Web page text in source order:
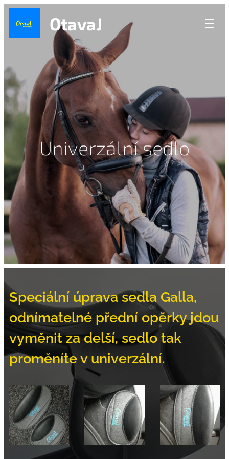
OtavaJ
Univerzální sedlo
Speciální úprava sedla Galla,
odnímatelné přední opěrky jdou
vyměnit za delší, sedlo tak
proměníte v univerzální.